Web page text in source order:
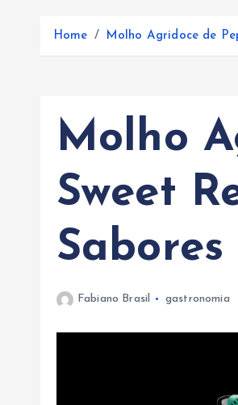
Home Molho Agridoce de
Molho
Sweet
Fabiano Brasil gastronomia